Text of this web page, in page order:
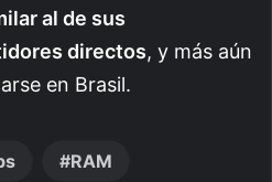
al de sus
directos, y más aún
en Brasil.
RAM